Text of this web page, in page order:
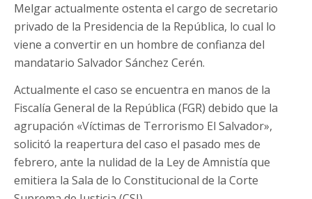
Melgar actualmente ostenta el cargo de secretario
privado de la Presidencia de la República, lo cual lo
viene a convertir en un hombre de confianza del
mandatario Salvador Sánchez Cerén.
Actualmente el caso se encuentra en manos de la
Fiscalía General de la República (FGR) debido que la
agrupación «Víctimas de Terrorismo El Salvador»,
solicitó la reapertura del caso el pasado mes de
febrero, ante la nulidad de la Ley de Amnistía que
emitiera la Sala de lo Constitucional de la Corte